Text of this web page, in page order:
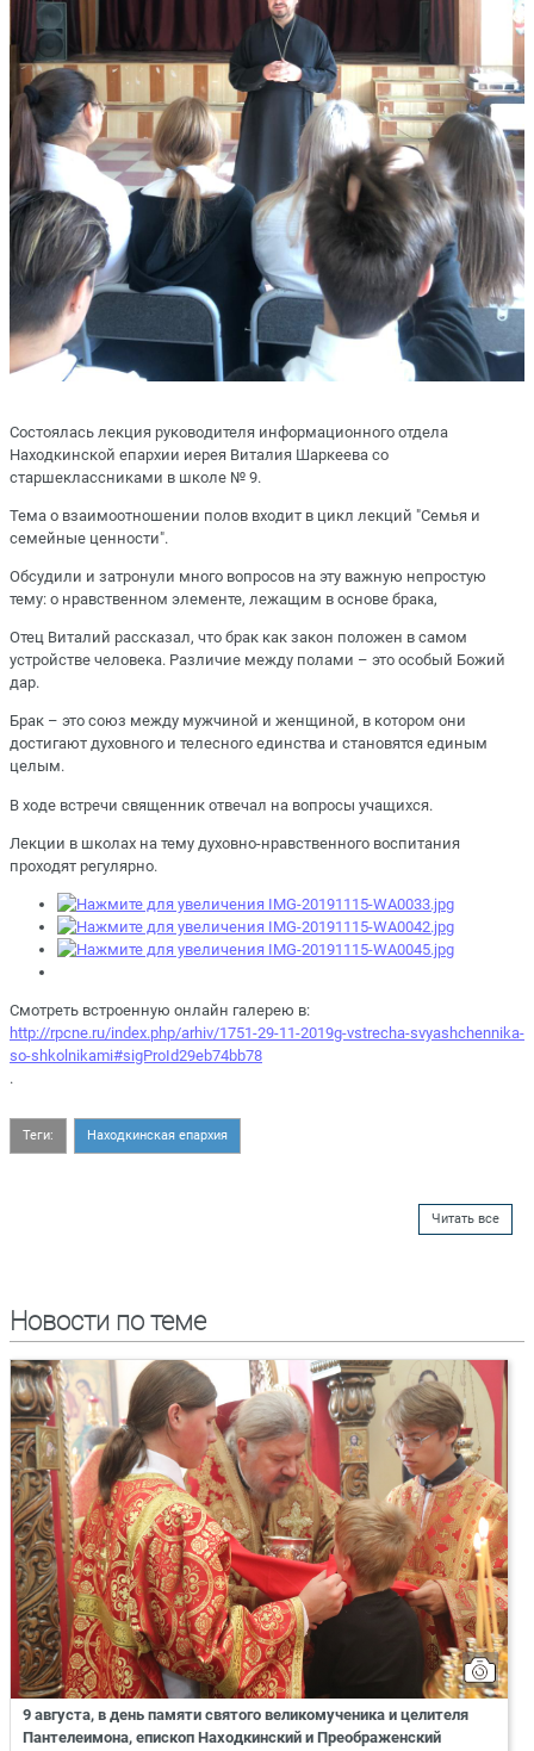
Состоялась лекция руководителя информационного отдела
Находкинской епархии иерея Виталия Шаркеева со
старшеклассниками в школе № 9.
Тема о взаимоотношении полов входит в цикл лекций "Семья и
семейные ценности".
Обсудили и затронули много вопросов на эту важную непростую
тему: о нравственном элементе, лежащим в основе брака,
Отец Виталий рассказал, что брак как закон положен в самом
устройстве человека. Различие между полами – это особый Божий
дар.
Брак – это союз между мужчиной и женщиной, в котором они
достигают духовного и телесного единства и становятся единым
целым.
В ходе встречи священник отвечал на вопросы учащихся.
Лекции в школах на тему духовно-нравственного воспитания
проходят регулярно.
Смотреть встроенную онлайн галерею в:
http://rpcne.ru/index.php/arhiv/1751-29-11-2019g-vstrecha-svyashchennika-
so-shkolnikami#sigProId29eb74bb78
.
Теги: Находкинская епархия
Читать все
Новости по теме
9 августа, в день памяти святого великомученика и целителя
Пантелеимона, епископ Находкинский и Преображенский